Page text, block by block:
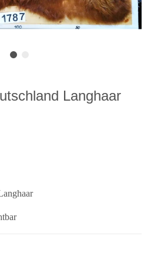
Langhaar